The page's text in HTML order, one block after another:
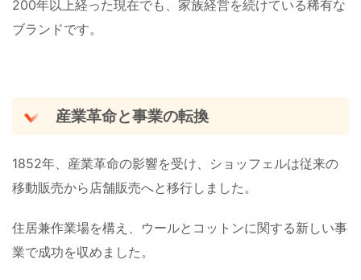
200年以上経った現在でも、家族経営を続けている稀有な
ブランドです。
産業革命と事業の転換
1852年、産業革命の影響を受け、ショッフェルは従来の
移動販売から店舗販売へと移行しました。
住居兼作業場を構え、ウールとコットンに関する新しい事
業で成功を収めました。